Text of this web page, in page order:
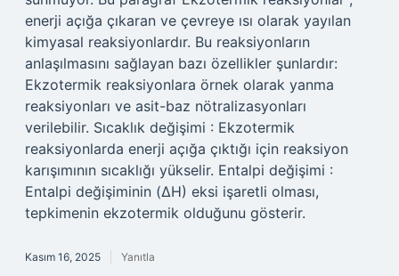
enerji açığa çıkaran ve çevreye ısı olarak yayılan
kimyasal reaksiyonlardır. Bu reaksiyonların
anlaşılmasını sağlayan bazı özellikler şunlardır:
Ekzotermik reaksiyonlara örnek olarak yanma
reaksiyonları ve asit-baz nötralizasyonları
verilebilir. Sıcaklık değişimi : Ekzotermik
reaksiyonlarda enerji açığa çıktığı için reaksiyon
karışımının sıcaklığı yükselir. Entalpi değişimi :
Entalpi değişiminin (ΔH) eksi işaretli olması,
tepkimenin ekzotermik olduğunu gösterir.
Kasım 16, 2025 Yanıtla